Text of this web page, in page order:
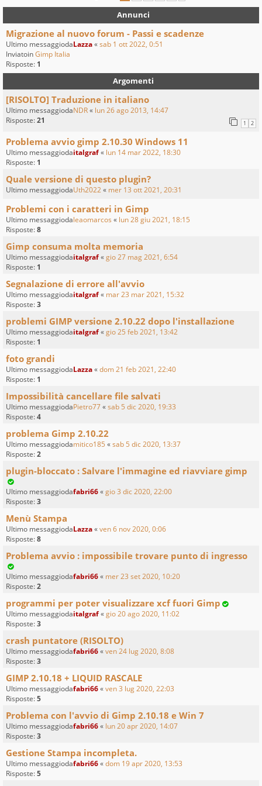
Annunci
Migrazione al nuovo forum - Passi e scadenze
Ultimo messaggiodaLazza«sab 1 ott 2022, 0:51
InviatoinGimp Italia
Risposte: 1
Argomenti
[RISOLTO] Traduzione in italiano
Ultimo messaggiodaNDR« lun 26 ago 2013, 14:47
Risposte:21 1 2
Problema avvio gimp 2.10.30 Windows 11
Ultimo messaggiodaitalgraf« lun 14 mar 2022, 18:30
Risposte: 1
Quale versione di questo plugin?
Ultimo messaggiodaUth2022« mer 13 ott 2021, 20:31
Problemi con i caratteri in Gimp
Ultimo messaggiodaleaomarcos « lun 28 giu 2021, 18:15
Risposte:8
Gimp consuma molta memoria
Ultimo messaggiodaitalgraf«gio 27 mag 2021, 6:54
Risposte: 1
Segnalazione di errore all'avvio
Ultimo messaggiodaitalgraf« mar 23 mar 2021, 15:32
Risposte:3
problemi GIMP versione 2.10.22 dopo l'installazione
Ultimo messaggiodaitalgraf«gio 25 feb 2021, 13:42
Risposte: 1
foto grandi
Ultimo messaggiodaLazza«dom 21 feb 2021, 22:40
Risposte: 1
Impossibilità cancellare file salvati
Ultimo messaggiodaPietro77«sab 5 dic 2020, 19:33
Risposte:4
problema Gimp 2.10.22
Ultimo messaggiodamitico185 «sab 5 dic 2020, 13:37
Risposte:2
plugin-bloccato : Salvare l'immagine ed riavviare gimp
Ultimo messaggiodafabri66«gio 3 dic 2020, 22:00
Risposte:3
Menù Stampa
Ultimo messaggiodaLazza«ven 6 nov 2020, 0:06
Risposte:8
Problema avvio : impossibile trovare punto di ingresso
Ultimo messaggiodafabri66« mer 23 set 2020, 10:20
Risposte:2
programmi per poter visualizzare xcf fuori Gimp
Ultimo messaggiodaitalgraf«gio 20 ago 2020, 11:02
Risposte:3
crash puntatore (RISOLTO)
Ultimo messaggiodafabri66«ven 24 lug 2020, 8:08
Risposte:3
GIMP 2.10.18 + LIQUID RASCALE
Ultimo messaggiodafabri66«ven 3 lug 2020, 22:03
Risposte:5
Problema con l'avvio di Gimp 2.10.18 e Win 7
Ultimo messaggiodafabri66« lun 20 apr 2020, 14:07
Risposte:3
Gestione Stampa incompleta.
Ultimo messaggiodafabri66«dom 19 apr 2020, 13:53
Risposte:5